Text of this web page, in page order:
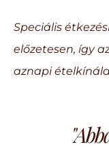
Speciális
előzetesen, így
aznapi